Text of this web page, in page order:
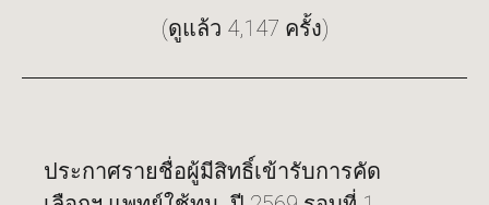
(ดูแล้ว 4,147 ครั้ง)
ประกาศรายชื่อผู้มีสิทธิ์เข้ารับการคัด